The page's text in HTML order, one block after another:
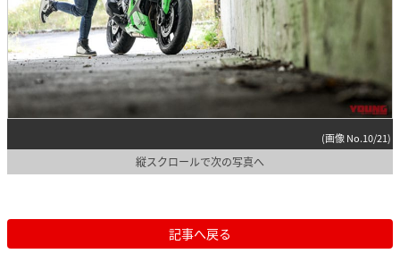
(画像 No.10/21)
縦スクロールで次の写真へ
記事へ戻る